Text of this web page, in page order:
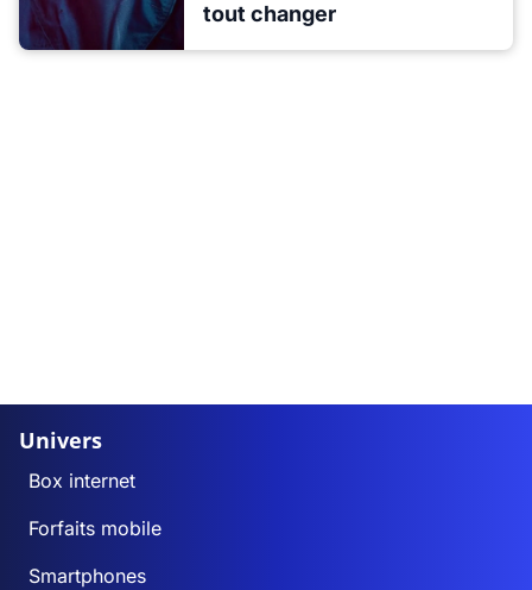
tout changer
Univers
Box internet
Forfaits mobile
Smartphones